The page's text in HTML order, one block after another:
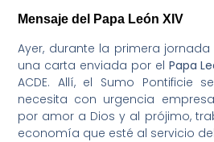
Mensaje del Papa León XIV
Ayer, durante la primera jornada
una carta enviada por el Papa
ACDE. Allí, el Sumo Pontificie
necesita con urgencia
por amor a Dios y al prójimo,
economía que esté al servicio